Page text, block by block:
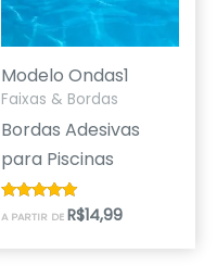
Modelo Ondas1
Faixas & Bordas
Bordas Adesivas
para Piscinas
Avaliação
A PARTIR DE R$14,99